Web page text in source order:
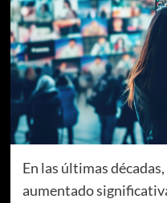
En las últimas
aumentado